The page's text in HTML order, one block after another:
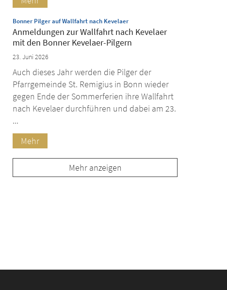
Bonner Pilger auf Wallfahrt nach Kevelaer:
Anmeldungen zur Wallfahrt nach Kevelaer
mit den Bonner Kevelaer-Pilgern
23. Juni 2026
Auch dieses Jahr werden die Pilger der
Pfarrgemeinde St. Remigius in Bonn wieder
gegen Ende der Sommerferien ihre Wallfahrt
nach Kevelaer durchführen und dabei am 23.
...
Mehr
Mehr anzeigen